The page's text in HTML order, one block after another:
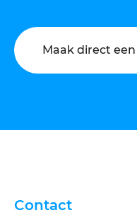
Maak direct
Contact